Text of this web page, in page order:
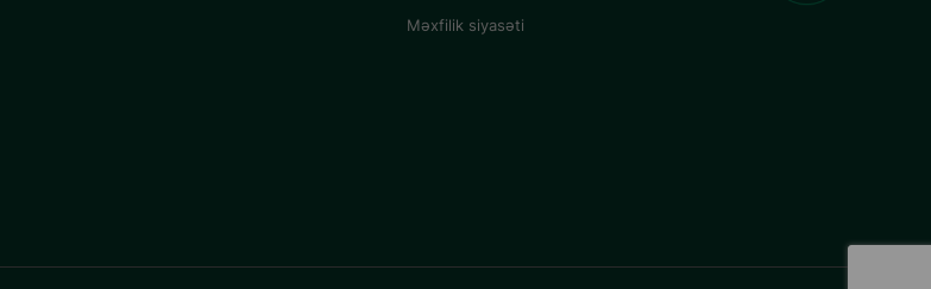
Məxfilik siyasəti